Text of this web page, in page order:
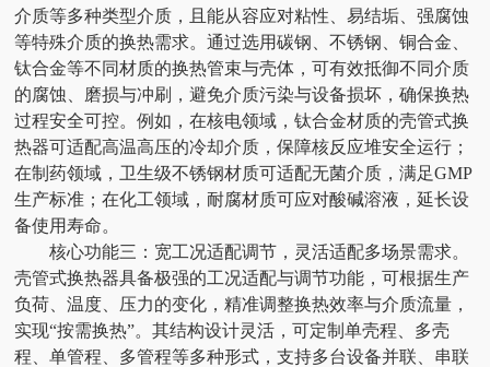
介质等多种类型介质，且能从容应对粘性、易结垢、强腐蚀
等特殊介质的换热需求。通过选用碳钢、不锈钢、铜合金、
钛合金等不同材质的换热管束与壳体，可有效抵御不同介质
的腐蚀、磨损与冲刷，避免介质污染与设备损坏，确保换热
过程安全可控。例如，在核电领域，钛合金材质的壳管式换
热器可适配高温高压的冷却介质，保障核反应堆安全运行；
在制药领域，卫生级不锈钢材质可适配无菌介质，满足GMP
生产标准；在化工领域，耐腐材质可应对酸碱溶液，延长设
备使用寿命。
核心功能三：宽工况适配调节，灵活适配多场景需求。
壳管式换热器具备极强的工况适配与调节功能，可根据生产
负荷、温度、压力的变化，精准调整换热效率与介质流量，
实现“按需换热”。其结构设计灵活，可定制单壳程、多壳
程、单管程、多管程等多种形式，支持多台设备并联、串联